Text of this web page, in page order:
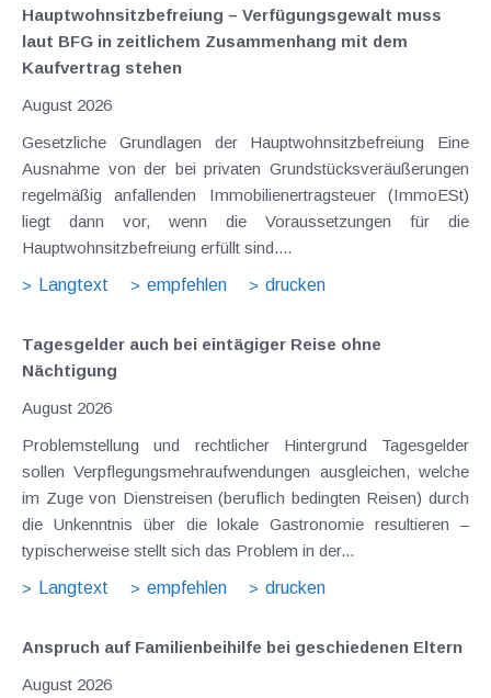
Hauptwohnsitz​­befreiung – Verfügungsgewalt muss
laut BFG in zeitlichem Zusammenhang mit dem
Kaufvertrag stehen
August 2026
Gesetzliche Grundlagen der Hauptwohnsitzbefreiung Eine
Ausnahme von der bei privaten Grundstücksveräußerungen
regelmäßig anfallenden Immobilienertragsteuer (ImmoESt)
liegt dann vor, wenn die Voraussetzungen für die
Hauptwohnsitzbefreiung erfüllt sind....
Langtext
empfehlen drucken
Tagesgelder auch bei eintägiger Reise ohne
Nächtigung
August 2026
Problemstellung und rechtlicher Hintergrund Tagesgelder
sollen Verpflegungsmehraufwendungen ausgleichen, welche
im Zuge von Dienstreisen (beruflich bedingten Reisen) durch
die Unkenntnis über die lokale Gastronomie resultieren –
typischerweise stellt sich das Problem in der...
Langtext
empfehlen drucken
Anspruch auf Familienbeihilfe bei geschiedenen Eltern
August 2026